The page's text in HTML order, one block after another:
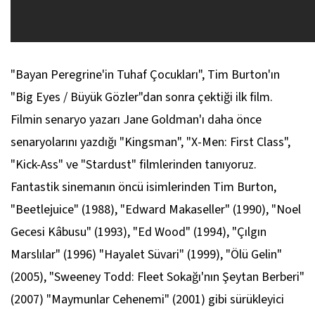
"Bayan Peregrine'in Tuhaf Çocukları", Tim Burton'ın
"Big Eyes / Büyük Gözler"dan sonra çektiği ilk film.
Filmin senaryo yazarı Jane Goldman'ı daha önce
senaryolarını yazdığı "Kingsman", "X-Men: First Class",
"Kick-Ass" ve "Stardust" filmlerinden tanıyoruz.
Fantastik sinemanın öncü isimlerinden Tim Burton,
"Beetlejuice" (1988), "Edward Makaseller" (1990), "Noel
Gecesi Kâbusu" (1993), "Ed Wood" (1994), "Çılgın
Marslılar" (1996) "Hayalet Süvari" (1999), "Ölü Gelin"
(2005), "Sweeney Todd: Fleet Sokağı'nın Şeytan Berberi"
(2007) "Maymunlar Cehenemi" (2001) gibi sürükleyici